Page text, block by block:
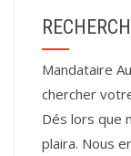
Mandataire
chercher
Dés lors que
plaira. Nous